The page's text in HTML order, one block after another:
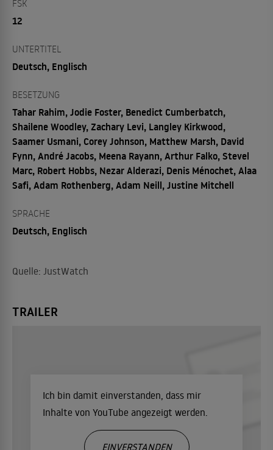
FSK
12
UNTERTITEL
Deutsch, Englisch
BESETZUNG
Tahar Rahim, Jodie Foster, Benedict Cumberbatch,
Shailene Woodley, Zachary Levi, Langley Kirkwood,
Saamer Usmani, Corey Johnson, Matthew Marsh, David
Fynn, André Jacobs, Meena Rayann, Arthur Falko, Stevel
Marc, Robert Hobbs, Nezar Alderazi, Denis Ménochet, Alaa
Safi, Adam Rothenberg, Adam Neill, Justine Mitchell
SPRACHE
Deutsch, Englisch
Quelle: JustWatch
TRAILER
Ich bin damit einverstanden, dass mir
Inhalte von YouTube angezeigt werden.
EINVERSTANDEN